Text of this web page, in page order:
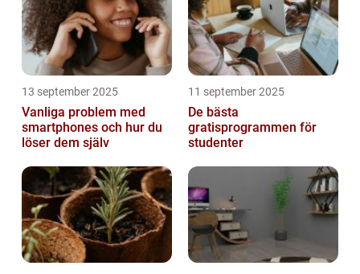
13 september 2025
Vanliga problem med
smartphones och hur du
löser dem själv
11 september 2025
De bästa
gratisprogrammen för
studenter